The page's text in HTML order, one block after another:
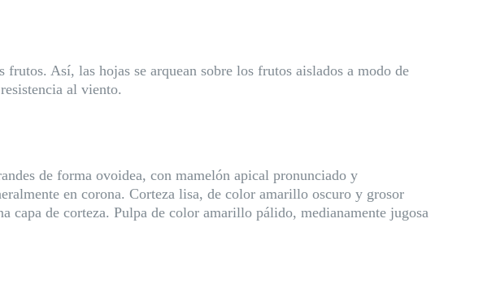
Así, las hojas se arquean sobre los frutos aislados a modo de
al viento.
de forma ovoidea, con mamelón apical pronunciado y
en corona. Corteza lisa, de color amarillo oscuro y grosor
de corteza. Pulpa de color amarillo pálido, medianamente jugosa